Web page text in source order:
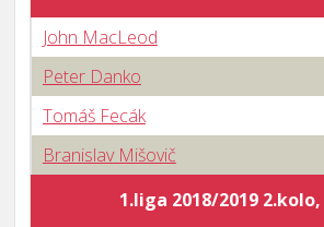
John MacLeod
Peter Danko
Tomáš Fecák
Branislav Mišovič
1.liga 2018/2019 2.kolo,